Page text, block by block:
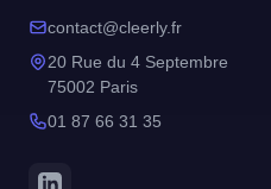
contact@cleerly.fr
20 Rue du 4 Septembre
75002 Paris
01 87 66 31 35